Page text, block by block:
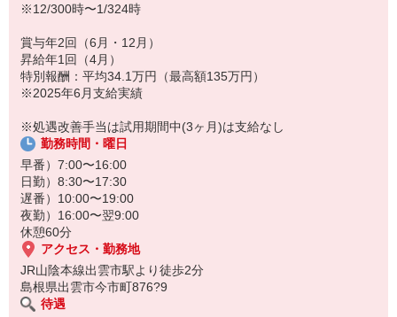
※12/300時〜1/324時
賞与年2回（6月・12月）
昇給年1回（4月）
特別報酬：平均34.1万円（最高額135万円）
※2025年6月支給実績
※処遇改善手当は試用期間中(3ヶ月)は支給なし
勤務時間・曜日
早番）7:00〜16:00
日勤）8:30〜17:30
遅番）10:00〜19:00
夜勤）16:00〜翌9:00
休憩60分
アクセス・勤務地
JR山陰本線出雲市駅より徒歩2分
島根県出雲市今市町876?9
待遇